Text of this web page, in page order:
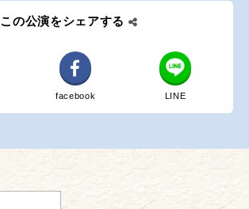
この公演をシェアする
facebook LINE